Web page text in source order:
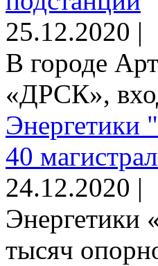
25.12.2020 |
В городе
«ДРСК»,
40
24.12.2020 |
Энергетики
тысяч